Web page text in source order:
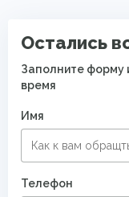
Безворсовые
Остались
Заполните форму
время
Имя
Телефон